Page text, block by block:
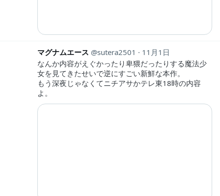
マグナムエース sutera2501
11月1日
なんか内容がえぐかったり卑猥だったりする魔法少
女を見てきたせいで逆にすごい新鮮な本作。
もう深夜じゃなくてニチアサかテレ東18時の内容
よ。